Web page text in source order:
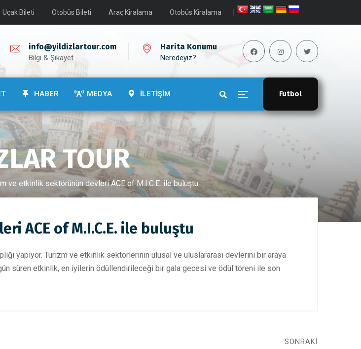
Uçak Bileti Otobüs Bileti Araç Kiralama Otobüs Kiralama
info@yildizlartour.com
Bilgi & Şikayet
Harita Konumu
Neredeyiz?
Futbol
HABER MEDYA İLETİŞİM
TOUR
ve etkinlik sektörünün devleri ACE of M.I.C.E. ile buluştu
ACE of M.I.C.E. ile buluştu
yapıyor. Turizm ve etkinlik sektörlerinin ulusal ve uluslararası devlerini bir araya
süren etkinlik, en iyilerin ödüllendirileceği bir gala gecesi ve ödül töreni ile son
SONRAKI